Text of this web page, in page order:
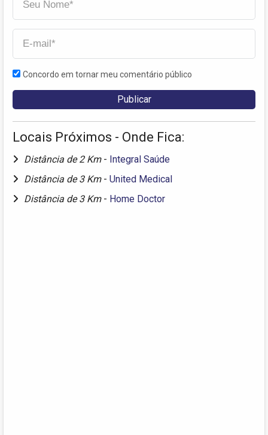
Concordo em tornar meu comentário público
Locais Próximos - Onde Fica:
Distância de 2 Km - Integral Saúde
Distância de 3 Km - United Medical
Distância de 3 Km - Home Doctor